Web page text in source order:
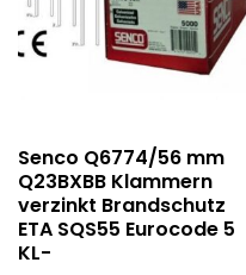
Senco Q6774/56 mm
Q23BXBB Klammern
verzinkt Brandschutz
ETA SQS55 Eurocode 5
KL-